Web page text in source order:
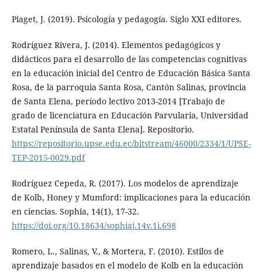
Piaget, J. (2019). Psicología y pedagogía. Siglo XXI editores.
Rodríguez Rivera, J. (2014). Elementos pedagógicos y
didácticos para el desarrollo de las competencias cognitivas
en la educación inicial del Centro de Educación Básica Santa
Rosa, de la parroquia Santa Rosa, Cantón Salinas, provincia
de Santa Elena, período lectivo 2013-2014 [Trabajo de
grado de licenciatura en Educación Parvularia, Universidad
Estatal Península de Santa Elena]. Repositorio.
https://repositorio.upse.edu.ec/bitstream/46000/2334/1/UPSE-
TEP-2015-0029.pdf
Rodríguez Cepeda, R. (2017). Los modelos de aprendizaje
de Kolb, Honey y Mumford: implicaciones para la educación
en ciencias. Sophia, 14(1), 17-32.
https://doi.org/10.18634/sophiaj.14v.1i.698
Romero, L., Salinas, V., & Mortera, F. (2010). Estilos de
aprendizaje basados en el modelo de Kolb en la educación